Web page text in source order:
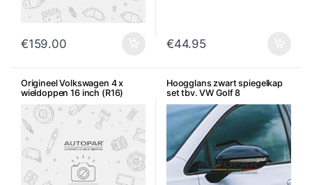
€159.00 €44.95
Origineel Volkswagen 4 x
wieldoppen 16 inch (R16)
Hoogglans zwart spiegelkap
set tbv. VW Golf 8